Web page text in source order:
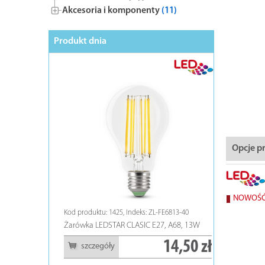
Akcesoria i komponenty (11)
Produkt dnia
Kod produktu: 1425, Indeks: ZL-FE6813-40
Żarówka LEDSTAR CLASIC E27, A68, 13W
szczegóły 14,50 zł
Tuba
Opcje